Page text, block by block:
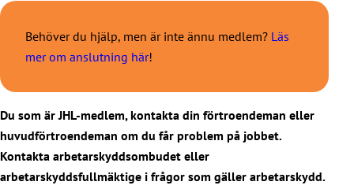
Behöver du hjälp, men är inte ännu medlem? Läs
mer om anslutning här!
Du som är JHL-medlem, kontakta din förtroendeman eller
huvudförtroendeman om du får problem på jobbet.
Kontakta arbetarskyddsombudet eller
arbetarskyddsfullmäktige i frågor som gäller arbetarskydd.